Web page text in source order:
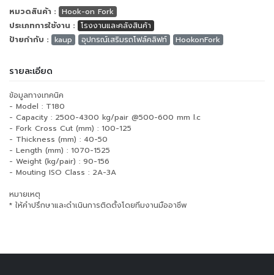
หมวดสินค้า : Hook-on Fork
ประเภทการใช้งาน : โรงงานและคลังสินค้า
ป้ายกำกับ : kaup อุปกรณ์เสริมรถโฟล์คลิฟท์ HookonFork
รายละเอียด
ข้อมูลทางเทคนิค
- Model : T180
- Capacity : 2500-4300 kg/pair @500-600 mm l.c
- Fork Cross Cut (mm) : 100-125
- Thickness (mm) : 40-50
- Length (mm) : 1070-1525
- Weight (kg/pair) : 90-156
- Mouting ISO Class : 2A-3A
หมายเหตุ
* ให้คำปรึกษาและดำเนินการติดตั้งโดยทีมงานมืออาชีพ